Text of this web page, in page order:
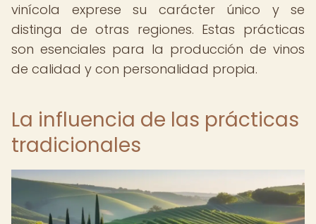
vinícola exprese su carácter único y se
distinga de otras regiones. Estas prácticas
son esenciales para la producción de vinos
de calidad y con personalidad propia.
La influencia de las prácticas
tradicionales